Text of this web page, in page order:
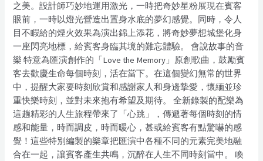
之美。設計師巧妙地運用激光，一時把奇妙星粉展現在賓客
眼前，一時以燈光營造出置身水底的夢幻感覺。同時，令人
目不睱給的煙火效果為演出錦上添花，將奇妙夢想城堡化身
一座閃亮地標，給賓客身臨其境的難忘體驗。 會說故事的音
樂 特意為匯演創作的「Love the Memory」原創歌曲，鼓勵賓
客去歡慶生命每個時刻，活在當下。在這個變幻無常的世界
中，提醒大家要時刻欣賞和感謝家人和身邊摯愛，懷緬並珍
重快樂時刻，並對未來抱有希望及期待。 全新錄製的配樂為
這趟精彩的人生旅程帶來了「心跳」，傳遞著每個時刻的情
感和能量，時而調皮，時而暖心，甚或給賓客有點驚嚇的感
覺！這些特別編製的樂章把匯演中各種不同的元素完美地融
合在一起，讓賓客產生共鳴，沉醉在人生不同時刻當中。 喚